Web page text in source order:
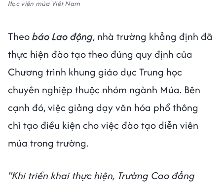
Học viện múa Việt Nam
TheobáoLao động, nhà trường khẳng định đã
thực hiện đào tạo theo đúng quy định của
Chương trình khung giáo dục Trung học
chuyên nghiệp thuộc nhóm ngành Múa. Bên
cạnh đó, việc giảng dạy văn hóa phổ thông
chỉ tạo điều kiện cho việc đào tạo diễn viên
múa trong trường.
"Khi triển khai thực hiện, Trường Cao đẳng